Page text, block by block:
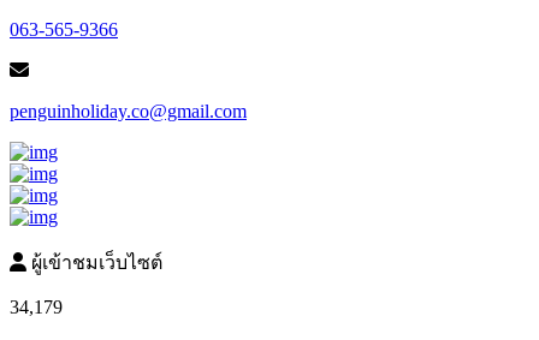
063-565-9366
penguinholiday.co@gmail.com
ผู้เข้าชมเว็บไซต์
34,179